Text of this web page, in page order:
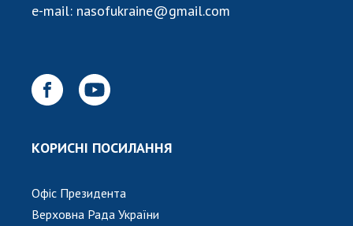
e-mail: nasofukraine@gmail.com
КОРИСНІ ПОСИЛАННЯ
Офіс Президента
Верховна Рада України